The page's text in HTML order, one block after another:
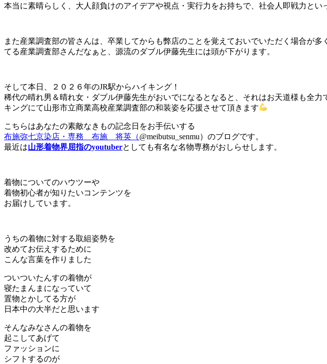
本当に素晴らしく、大人顔負けのアイデアや視点・実行力をお持ちで、社会人即戦力とい
また産業調査部の皆さんは、卒業してからも弊店のことを覚えておいでいただく場合が
てる産業調査部さんだなぁと、源流のダブル伊藤先生には頭が下がります。
そして本日、２０２６年のJR駅からハイキング！
稀代の晴れ男＆晴れ女・ダブル伊藤先生がおいでになるとなると、それはお天道様も全
キングにて山形市立商業高校産業調査部の和装姿を応援させて頂きます
こちらはあなたの素敵なきもの記念日をお手伝いする
布施弥七京染店・専務 布施 将英（@meibutsu_senmu）のブログです。
最近は山形着物界屈指のyoutuberとしても有名な名物専務がおしらせします。
着物についてのハウツーや
着物初心者が知りたいコンテンツを
お届けしています。
うちの着物に対する取組姿勢を
改めてお伝えするために
こんな言葉を作りました
ついついたんすの着物が
寝たまんまになっていて
置物とかしてる方が
日本中の大半だと思います
そんなみなさんの着物を
起こしてあげて
ファッションに
シフトするのが